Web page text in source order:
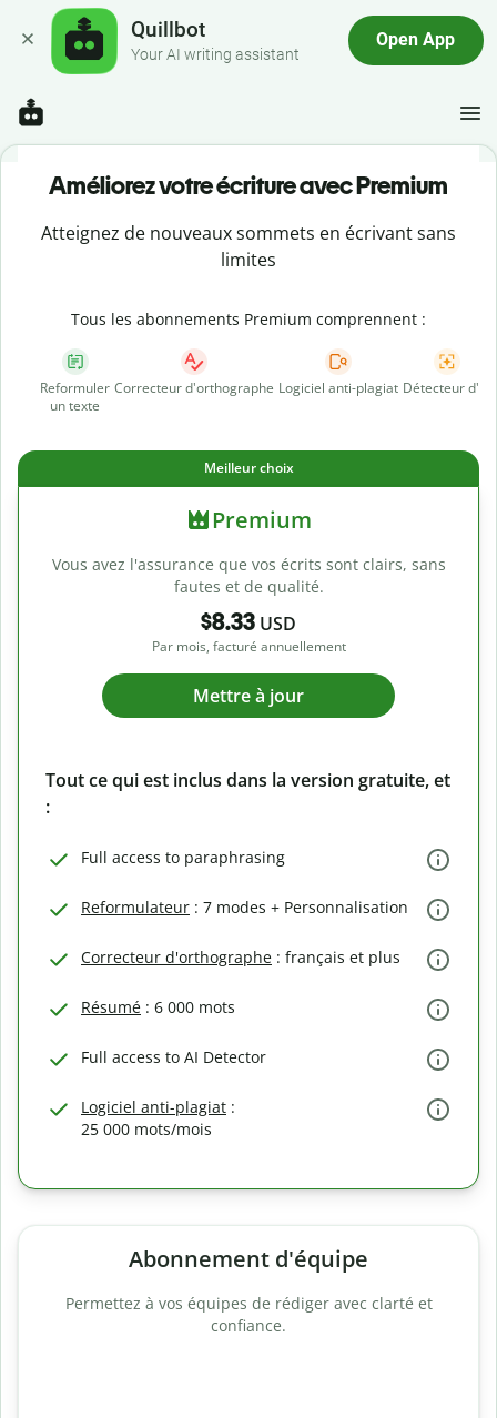
Quillbot
Your AI writing assistant
Open App
Améliorez votre écriture avec Premium
Atteignez de nouveaux sommets en écrivant sans
limites
Tous les abonnements Premium comprennent :
Reformuler
un texte
Correcteur d'orthographe Logiciel anti-plagiat Détecteur d'IA
Meilleur choix
Premium
Vous avez l'assurance que vos écrits sont clairs, sans
fautes et de qualité.
$8.33 USD
Par mois, facturé annuellement
Mettre à jour
Tout ce qui est inclus dans la version gratuite, et
:
Full access to paraphrasing
Reformulateur : 7 modes + Personnalisation
Correcteur d'orthographe : français et plus
Résumé : 6 000 mots
Full access to AI Detector
Logiciel anti-plagiat :
25 000 mots/mois
Abonnement d'équipe
Permettez à vos équipes de rédiger avec clarté et
confiance.